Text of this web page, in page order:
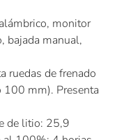
monitor
bajada manual,
ruedas de frenado
100 mm). Presenta
de litio: 25,9